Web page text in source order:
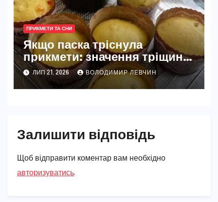
ПРИКМЕТИ ТА СНИ
Якщо паска тріснула
прикмети: значення тріщин
на великодній випічці
ЛИП 21, 2026 ВОЛОДИМИР ЛЕВЧИН
Залишити відповідь
Щоб відправити коментар вам необхідно
авторизуватись.